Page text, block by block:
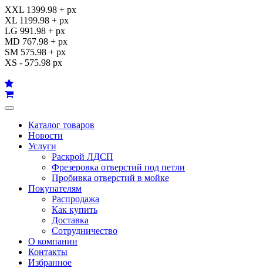
XXL 1399.98 + px
XL 1199.98 + px
LG 991.98 + px
MD 767.98 + px
SM 575.98 + px
XS - 575.98 px
Каталог товаров
Новости
Услуги
Раскрой ЛДСП
Фрезеровка отверстий под петли
Пробивка отверстий в мойке
Покупателям
Распродажа
Как купить
Доставка
Сотрудничество
О компании
Контакты
Избранное